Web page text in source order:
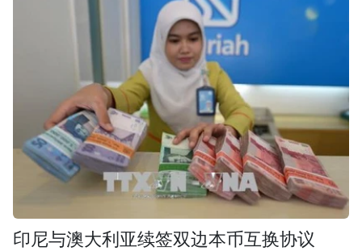
印尼与澳大利亚续签双边本币互换协议